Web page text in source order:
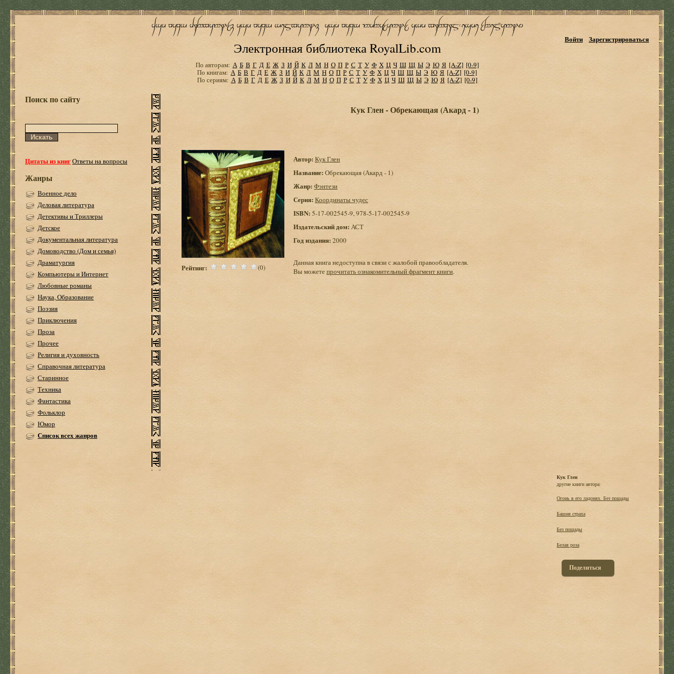
Электронная библиотека RoyalLib.com
Войти Зарегистрироваться
По авторам: А Б В Г Д Е Ж З И Й К Л М Н О П Р С Т У Ф Х Ц Ч Ш Щ Ы Э Ю Я [A-Z] [0-9]
По книгам: А Б В Г Д Е Ж З И Й К Л М Н О П Р С Т У Ф Х Ц Ч Ш Щ Ы Э Ю Я [A-Z] [0-9]
По сериям: А Б В Г Д Е Ж З И Й К Л М Н О П Р С Т У Ф Х Ц Ч Ш Щ Ы Э Ю Я [A-Z] [0-9]
Поиск по сайту
Цитаты из книгОтветы на вопросы
Жанры
Военное дело
Деловая литература
Детективы и Триллеры
Детское
Документальная литература
Домоводство (Дом и семья)
Драматургия
Компьютеры и Интернет
Любовные романы
Наука, Образование
Поэзия
Приключения
Проза
Прочее
Религия и духовность
Справочная литература
Старинное
Техника
Фантастика
Фольклор
Юмор
Список всех жанров
Кук Глен - Обрекающая (Акард - 1)
Рейтинг: (0)
Автор: Кук Глен
Название: Обрекающая (Акард - 1)
Жанр: Фэнтези
Серия: Координаты чудес
ISBN:5-17-002545-9, 978-5-17-002545-9
Издательский дом: АСТ
Год издания: 2000
Данная книга недоступна в связи с жалобой правообладателя.
Вы можетепрочитать ознакомительный фрагмент книги.
Кук Глен
другие книги автора:
Огонь в его ладонях. Без пощады
Башня страха
Без пощады
Белая роза
Поделиться